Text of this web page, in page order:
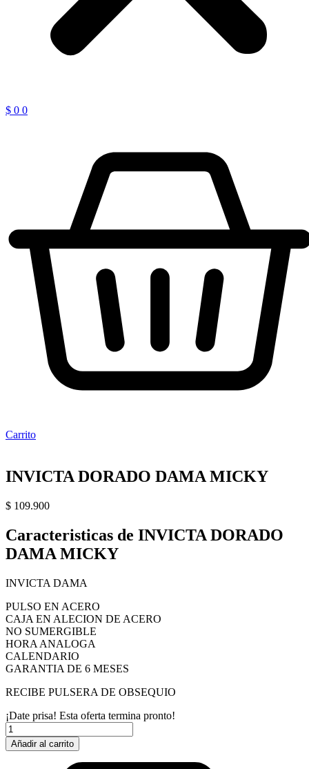
$ 0 0
Carrito
INVICTA DORADO DAMA MICKY
$ 109.900
Caracteristicas de INVICTA DORADO
DAMA MICKY
INVICTA DAMA
PULSO EN ACERO
CAJA EN ALECION DE ACERO
NO SUMERGIBLE
HORA ANALOGA
CALENDARIO
GARANTIA DE 6 MESES
RECIBE PULSERA DE OBSEQUIO
¡Date prisa! Esta oferta termina pronto!
INVICTA
DORADO
DAMA
Añadir al carrito